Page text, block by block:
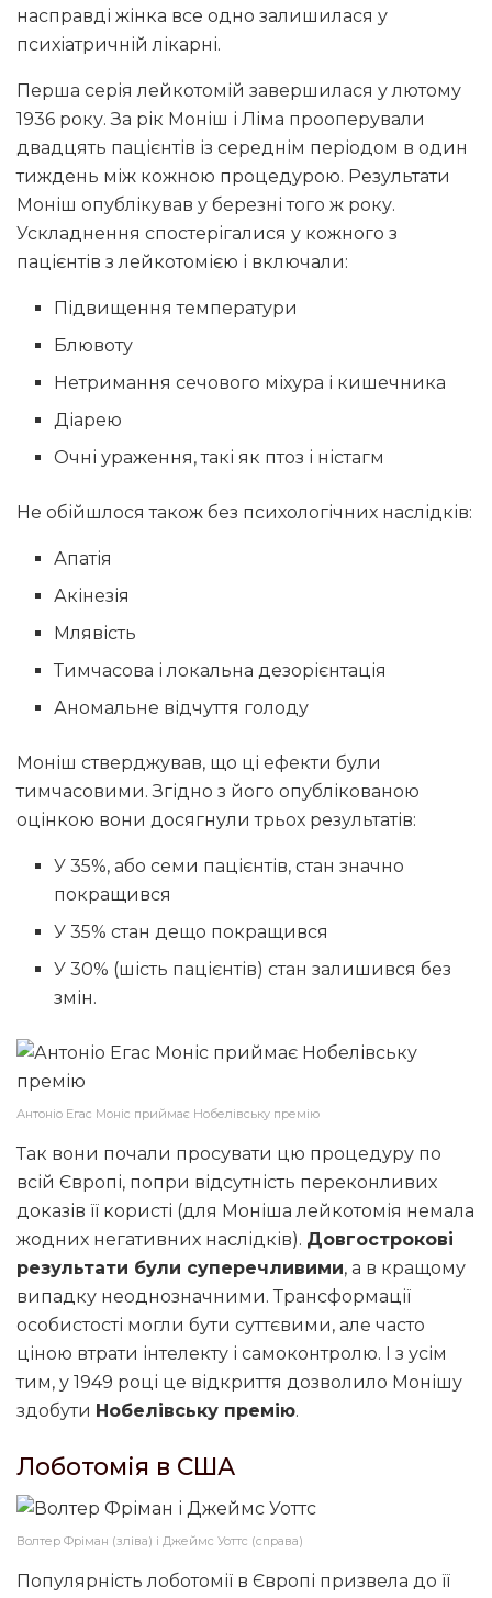
насправді жінка все одно залишилася у
психіатричній лікарні.
Перша серія лейкотомій завершилася у лютому
1936 року. За рік Моніш і Ліма прооперували
двадцять пацієнтів із середнім періодом в один
тиждень між кожною процедурою. Результати
Моніш опублікував у березні того ж року.
Ускладнення спостерігалися у кожного з
пацієнтів з лейкотомією і включали:
Підвищення температури
Блювоту
Нетримання сечового міхура і кишечника
Діарею
Очні ураження, такі як птоз і ністагм
Не обійшлося також без психологічних наслідків:
Апатія
Акінезія
Млявість
Тимчасова і локальна дезорієнтація
Аномальне відчуття голоду
Моніш стверджував, що ці ефекти були
тимчасовими. Згідно з його опублікованою
оцінкою вони досягнули трьох результатів:
У 35%, або семи пацієнтів, стан значно
покращився
У 35% стан дещо покращився
У 30% (шість пацієнтів) стан залишився без
змін.
Антоніо Егас Моніс приймає Нобелівську премію
Так вони почали просувати цю процедуру по
всій Європі, попри відсутність переконливих
доказів її користі (для Моніша лейкотомія немала
жодних негативних наслідків). Довгострокові
результати були суперечливими, а в кращому
випадку неоднозначними. Трансформації
особистості могли бути суттєвими, але часто
ціною втрати інтелекту і самоконтролю. І з усім
тим, у 1949 році це відкриття дозволило Монішу
здобути Нобелівську премію.
Лоботомія в США
Волтер Фріман (зліва) і Джеймс Уоттс (справа)
Популярність лоботомії в Європі призвела до її